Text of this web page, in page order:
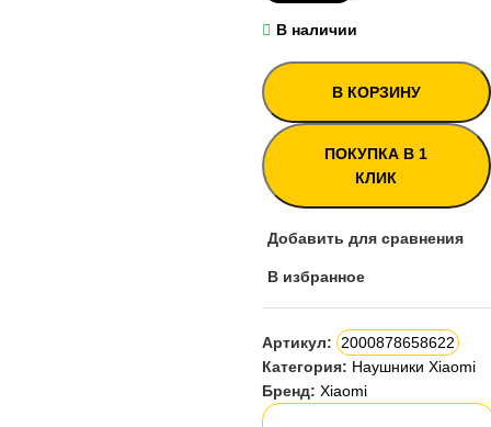
В наличии
В КОРЗИНУ
ПОКУПКА В 1
КЛИК
Добавить для сравнения
В избранное
Артикул: 2000878658622
Категория: Наушники Xiaomi
Бренд: Xiaomi